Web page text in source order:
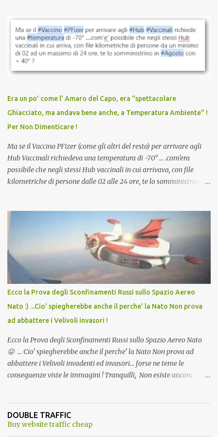
vaccinazione. Non avevamo mai sentito parlare di ricompense,
sconti, incentivi per vaccinarsi. Non avevamo mai visto
discriminazioni per coloro che non l’hanno fatto. Se non sei stato
vaccinato, nessuno aveva prima cercato di farti sentire una
persona cattiva. Non avevamo mai visto un vaccino che minacci le
vaccino usato per minacciare i mezzi di sussistenza, il lavoro o la
scuola. Non avevamo mai visto un vaccino che permettesse a un
dodicenne di ignorare il consenso dei genitori. Dopo tutti i vaccini
che abbiamo elencato sopra...
Era un po' come l' Amaro del Capo, era "spettacolare
Ghiacciato, ma andava bene anche, a Temperatura Ambiente" !
Per Non Dimenticare !
Ma se il Vaccino PFizer (come gli altri del resto) per arrivare agli
Hub Vaccinali richiedeva una temperatura di -70° ... .com'era
possibile che negli stessi Hub vaccinali in cui arrivava, con file
kilometriche di persone dalle 02 alle 24 ore, te lo somministravano
Vaccino come: l' Amaro del Capo, era "spettacolare Ghiacciato, ma
andava bene anche, a Temperatura Ambiente"! Riproponiamo
l'articolo per NON Dimenticare!
Ecco la Prova degli Sconfinamenti Russi sullo Spazio Aereo
Nato :) ...Cio' spiegherebbe anche il perche' la Nato Non prova
ad abbattere i Velivoli invasori !
Ecco la Prova degli Sconfinamenti Russi sullo Spazio Aereo Nato
😛 ... Cio' spiegherebbe anche il perche' la Nato Non prova ad
abbattere i Velivoli invadenti ed invasori... forse ne teme le
conseguenze viste le immagini ! Tranquilli, Non esiste ancora
ancora una fantasia Nato o forse una "False Flag", per provocare
una guerra mondiale che difficilmente da menti sane, potrebbe
DOUBLE TRAFFIC
Buy website traffic cheap